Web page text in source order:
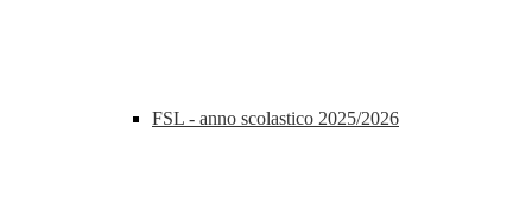
FSL - anno scolastico 2025/2026